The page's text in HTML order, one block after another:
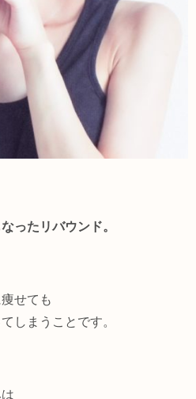
ったリバウンド。
せても
しまうことです。